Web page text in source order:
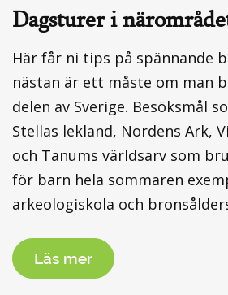
Dagsturer i
Här får ni tips på spännande
nästan är ett måste om man
delen av Sverige. Besöksmål
Stellas lekland, Nordens Ark,
och Tanums världsarv som
för barn hela sommaren
arkeologiskola och
Läs mer